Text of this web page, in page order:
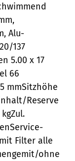
Alu-
137
5.00 x 17
66
mmSitzhöhe
Reserve
Filter alle
ohne